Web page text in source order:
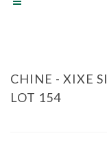
CHINE - XIXE
LOT 154